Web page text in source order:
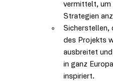
vermittelt, um
Strategien
Sicherstellen,
des Projekts
ausbreitet
in ganz
inspiriert.